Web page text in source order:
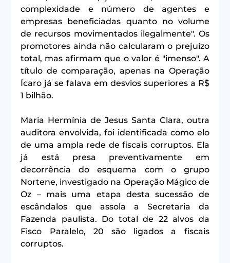
complexidade e número de agentes e
empresas beneficiadas quanto no volume
de recursos movimentados ilegalmente". Os
promotores ainda não calcularam o prejuízo
total, mas afirmam que o valor é "imenso". A
título de comparação, apenas na Operação
Ícaro já se falava em desvios superiores a R$
1 bilhão.
Maria Hermínia de Jesus Santa Clara, outra
auditora envolvida, foi identificada como elo
de uma ampla rede de fiscais corruptos. Ela
já está presa preventivamente em
decorrência do esquema com o grupo
Nortene, investigado na Operação Mágico de
Oz – mais uma etapa desta sucessão de
escândalos que assola a Secretaria da
Fazenda paulista. Do total de 22 alvos da
Fisco Paralelo, 20 são ligados a fiscais
corruptos.